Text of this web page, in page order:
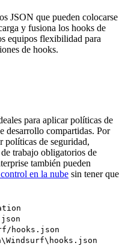
JSON que pueden colocarse
y fusiona los hooks de
equipos flexibilidad para
de hooks.
para aplicar políticas de
desarrollo compartidas. Por
políticas de seguridad,
trabajo obligatorios de
también pueden
en la nube sin tener que
hooks.json